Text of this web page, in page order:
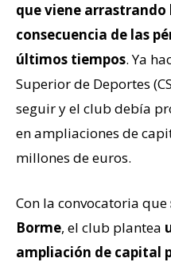
que viene
consecuencia de las
últimos tiempos. Ya
Superior de Deportes
seguir y el club debía
en ampliaciones de
millones de euros.
Con la convocatoria que
Borme, el club plantea
ampliación de capital